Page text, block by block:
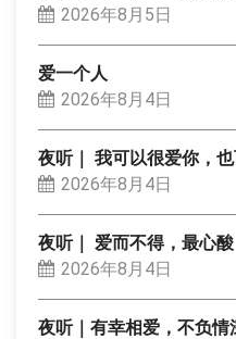
2026年8月5日
爱一个人
2026年8月4日
夜听｜ 我可以很爱你，
2026年8月4日
夜听｜ 爱而不得，最心酸
2026年8月4日
夜听｜有幸相爱，不负情